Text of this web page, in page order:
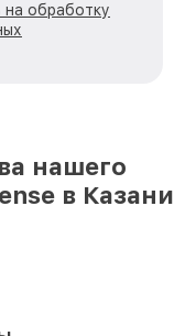
на обработку
нашего
в Казани